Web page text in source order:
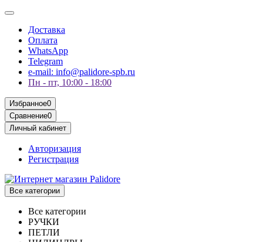
Доставка
Оплата
WhatsApp
Telegram
e-mail: info@palidore-spb.ru
Пн - пт, 10:00 - 18:00
Избранное0
Сравнение0
Личный кабинет
Авторизация
Регистрация
Все категории
Все категории
РУЧКИ
ПЕТЛИ